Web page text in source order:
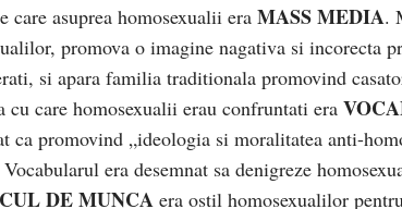
care asuprea homosexualii era MASS MEDIA.
promova o imagine nagativa si incorecta
si apara familia traditionala promovind
cu care homosexualii erau confruntati era
ca promovind „ideologia si moralitatea anti-
era desemnat sa denigreze
DE MUNCA era ostil homosexualilor